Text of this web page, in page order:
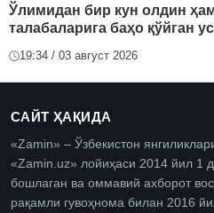
Ўлимидан бир кун олдин
талабаларига баҳо қўйган
19:34 / 03 август 2026
САЙТ ҲАҚИДА
«Zamin» – Ўзбекистон
«Zamin.uz» лойиҳаси 2014 йил 1
бошлаган ва оммавий ахборот
рақамли гувоҳнома билан 2016